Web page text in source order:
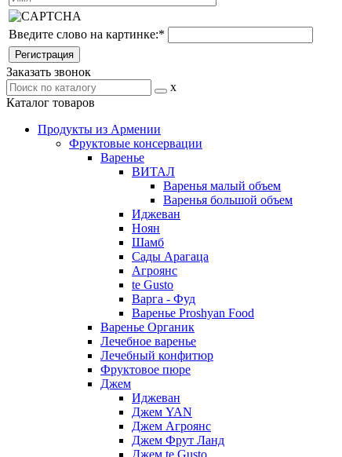
Введите слово на картинке:*
Заказать звонок
x
Каталог товаров
Продукты из Армении
Фруктовые консервации
Варенье
ВИТАЛ
Варенья малый объем
Варенья большой объем
Иджеван
Ноян
Шамб
Сады Арагаца
Агроянс
te Gusto
Варга - Фуд
Варенье Proshyan Food
Варенье Органик
Лечебное варенье
Лечебный конфитюр
Фруктовое пюре
Джем
Иджеван
Джем YAN
Джем Агроянс
Джем Фрут Ланд
Джем te Gusto